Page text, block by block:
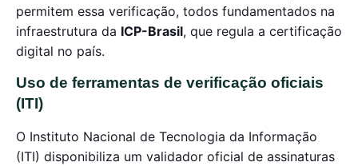
permitem essa verificação, todos fundamentados na
infraestrutura da ICP-Brasil, que regula a certificação
digital no país.
Uso de ferramentas de verificação oficiais
(ITI)
O Instituto Nacional de Tecnologia da Informação
(ITI) disponibiliza um validador oficial de assinaturas